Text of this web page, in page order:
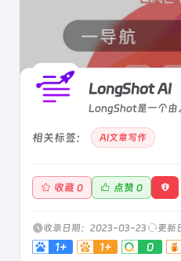
LongShot AI
LongShot是一个由
生成和优化高质量的
轻松。
相关标签： AI文章写作
收藏 0 点赞 0
收录日期：2023-03-23 更新
1+ 1+ 0